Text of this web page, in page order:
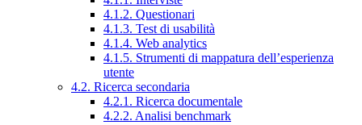
4.1.2. Questionari
4.1.3. Test di usabilità
4.1.4. Web analytics
4.1.5. Strumenti di mappatura dell’esperienza
utente
4.2. Ricerca secondaria
4.2.1. Ricerca documentale
4.2.2. Analisi benchmark